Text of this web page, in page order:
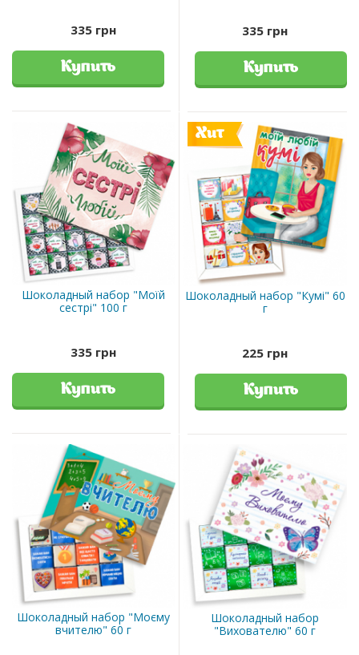
335 грн
Купить
335 грн
Купить
Шоколадный набор "Моїй
сестрі" 100 г
335 грн
Купить
Хит
Шоколадный набор "Кумі" 60
г
225 грн
Купить
Шоколадный набор "Моєму
вчителю" 60 г
Шоколадный набор
"Вихователю" 60 г